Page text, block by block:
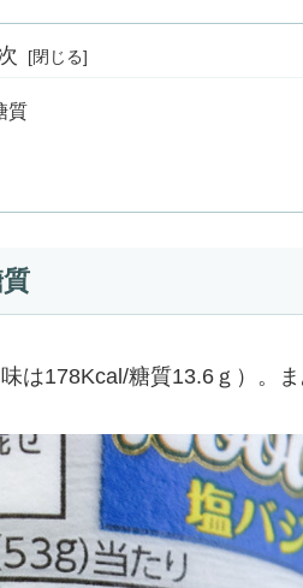
質
は178Kcal/糖質13.6ｇ）。